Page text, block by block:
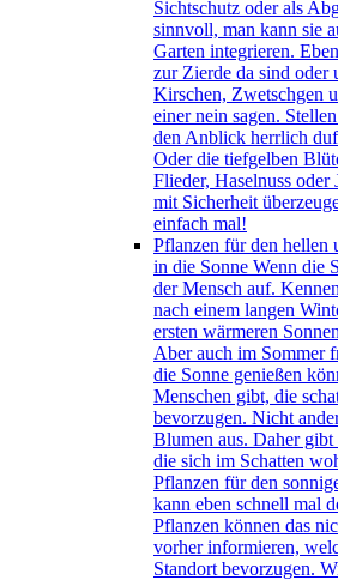
Sichtschutz oder als
sinnvoll, man kann sie
Garten integrieren.
zur Zierde da sind oder
Kirschen, Zwetschgen
einer nein sagen.
den Anblick herrlich
Oder die tiefgelben
Flieder, Haselnuss oder
mit Sicherheit
einfach mal!
Pflanzen für den hellen
in die Sonne Wenn die
der Mensch auf.
nach einem langen
ersten wärmeren
Aber auch im Sommer
die Sonne genießen
Menschen gibt, die
bevorzugen. Nicht
Blumen aus. Daher gibt
die sich im Schatten
Pflanzen für den
kann eben schnell mal
Pflanzen können das
vorher informieren,
Standort bevorzugen.